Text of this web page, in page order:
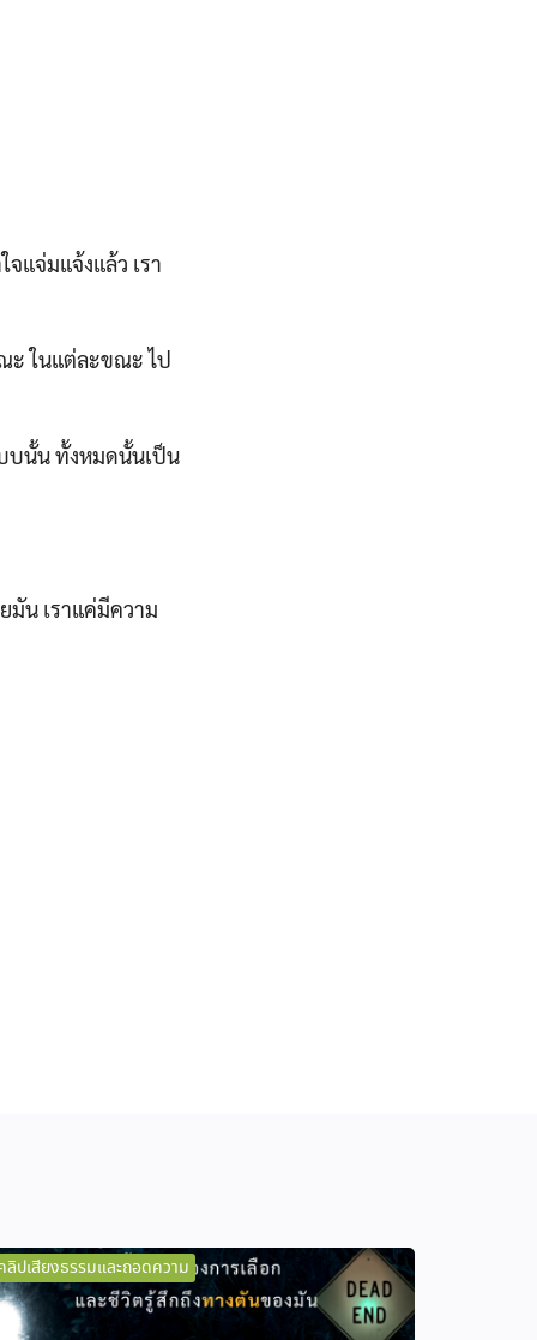
แจ่มแจ้งแล้ว เรา
ะ ในแต่ละขณะ ไป
บบนั้น ทั้งหมดนั้นเป็น
มัน เราแค่มีความ
ลิปเสียงธรรมและถอดความ